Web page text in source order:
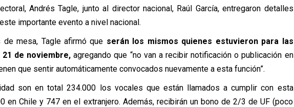
Andrés Tagle, junto al director nacional, Raúl García, entregaron detalles
importante evento a nivel nacional.
mesa, Tagle afirmó que serán los mismos quienes estuvieron para las
21 de noviembre,agregando que “no van a recibir notificación o publicación en
que sentir automáticamente convocados nuevamente a esta función”.
son en total 234.000 los vocales que están llamados a cumplir con esta
en Chile y 747 en el extranjero. Además, recibirán un bono de 2/3 de UF (poco